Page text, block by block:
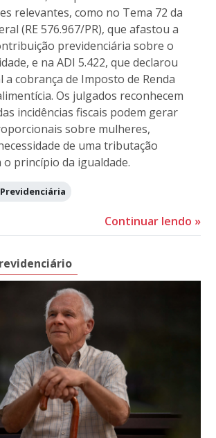
relevantes, como no Tema 72 da
(RE 576.967/PR), que afastou a
previdenciária sobre o
e na ADI 5.422, que declarou
cobrança de Imposto de Renda
Os julgados reconhecem
incidências fiscais podem gerar
sobre mulheres,
de uma tributação
o princípio da igualdade.
Continuar lendo »